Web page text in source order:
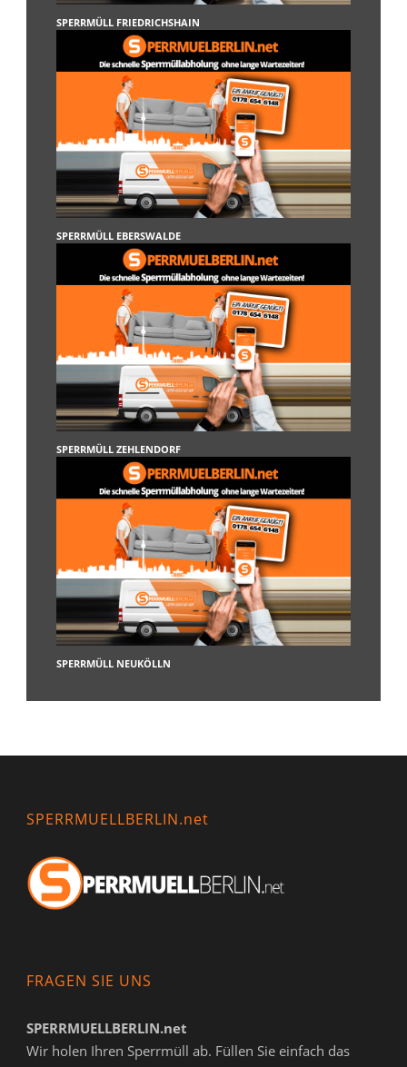
SPERRMÜLL FRIEDRICHSHAIN
SPERRMÜLL EBERSWALDE
SPERRMÜLL ZEHLENDORF
SPERRMÜLL NEUKÖLLN
SPERRMUELLBERLIN.net
FRAGEN SIE UNS
SPERRMUELLBERLIN.net
Wir holen Ihren Sperrmüll ab. Füllen Sie einfach das